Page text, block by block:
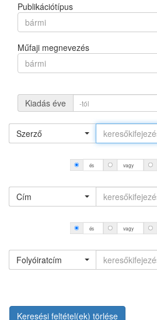
Publikációtípus
bármi
Műfaji megnevezés
bármi
Kiadás éve
Szerző
és vagy
Cím
és vagy
Folyóiratcím
Keresési feltétel(ek) törlése